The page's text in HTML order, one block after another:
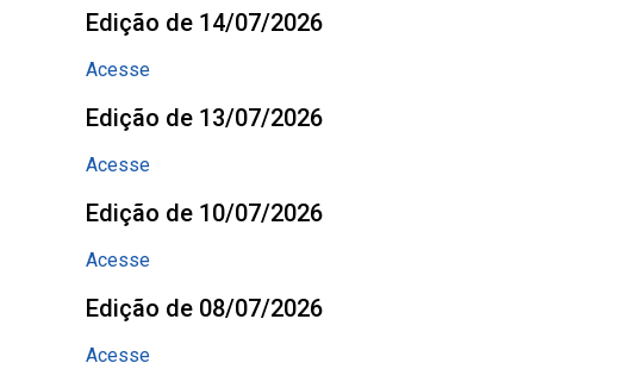
Edição de 14/07/2026
Acesse
Edição de 13/07/2026
Acesse
Edição de 10/07/2026
Acesse
Edição de 08/07/2026
Acesse